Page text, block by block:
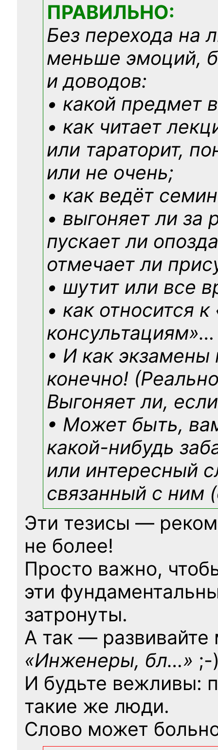
ПРАВИЛЬНО:
Без перехода на
меньше эмоций,
и доводов:
• какой предмет
• как читает
или тараторит,
или не очень;
• как ведёт
• выгоняет ли за
пускает ли
отмечает ли
• шутит или все
• как относится
консультациям»…
• И как экзамены
конечно!
Выгоняет ли,
• Может быть,
какой-нибудь
или интересный
связанный с ним
Эти тезисы —
не более!
Просто важно,
эти
затронуты.
А так — развивайте
«Инженеры, бл…» ;-
И будьте вежливы:
такие же люди.
Слово может